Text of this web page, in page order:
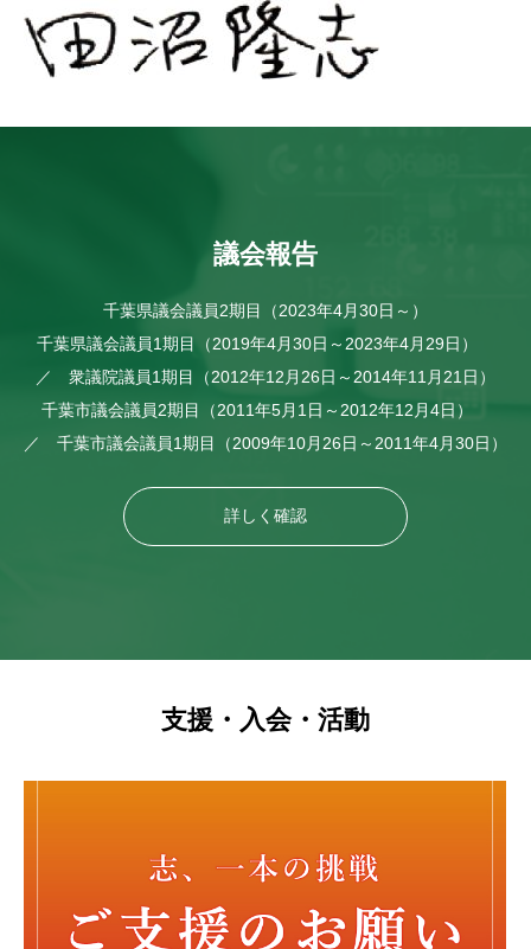
議会報告
千葉県議会議員2期目（2023年4月30日～）
千葉県議会議員1期目（2019年4月30日～2023年4月29日）
／ 衆議院議員1期目（2012年12月26日～2014年11月21日）
千葉市議会議員2期目（2011年5月1日～2012年12月4日）
／ 千葉市議会議員1期目（2009年10月26日～2011年4月30日）
詳しく確認
支援・入会・活動